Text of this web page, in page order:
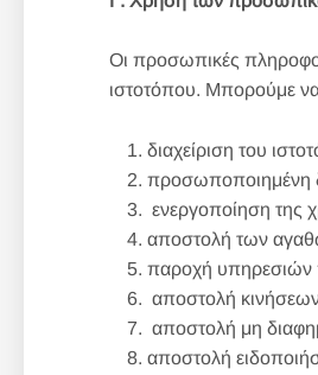
Οι προσωπικές
ιστοτόπου. Μπορούμε
διαχείριση του
προσωποποιημένη
ενεργοποίηση της
αποστολή των
παροχή υπηρεσιών
αποστολή
αποστολή μη
αποστολή